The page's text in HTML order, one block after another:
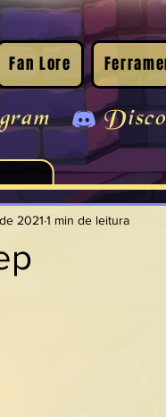
Fan Lore
2021 1 min de leitura